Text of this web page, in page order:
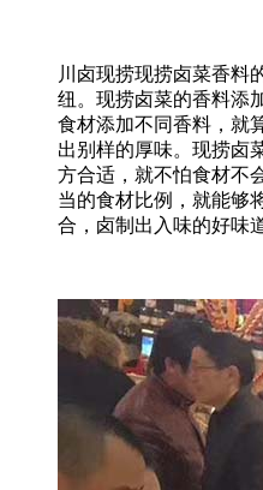
川卤现捞现捞卤菜香料
纽。现捞卤菜的香料添
食材添加不同香料，就
出别样的厚味。现捞卤
方合适，就不怕食材不
当的食材比例，就能够
合，卤制出入味的好味